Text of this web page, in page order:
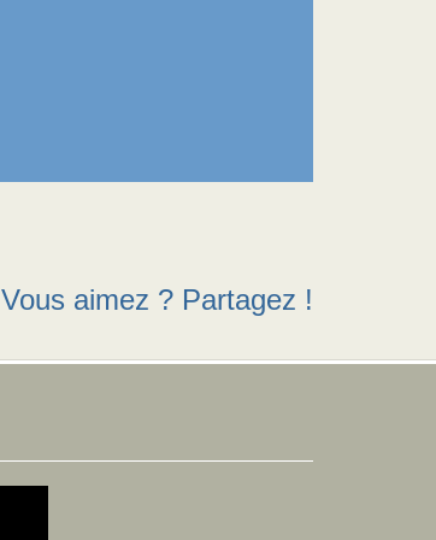
Vous aimez ? Partagez !